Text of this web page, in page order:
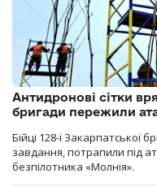
Антидронові сітки
бригади пережили
Бійці 128-ї Закарпатської
завдання, потрапили під
безпілотника «Молнія».